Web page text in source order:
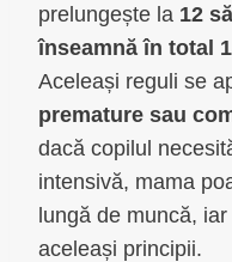
prelungește la 12
înseamnă în total
Aceleași reguli se
premature sau
dacă copilul
intensivă, mama
lungă de muncă,
aceleași principii.